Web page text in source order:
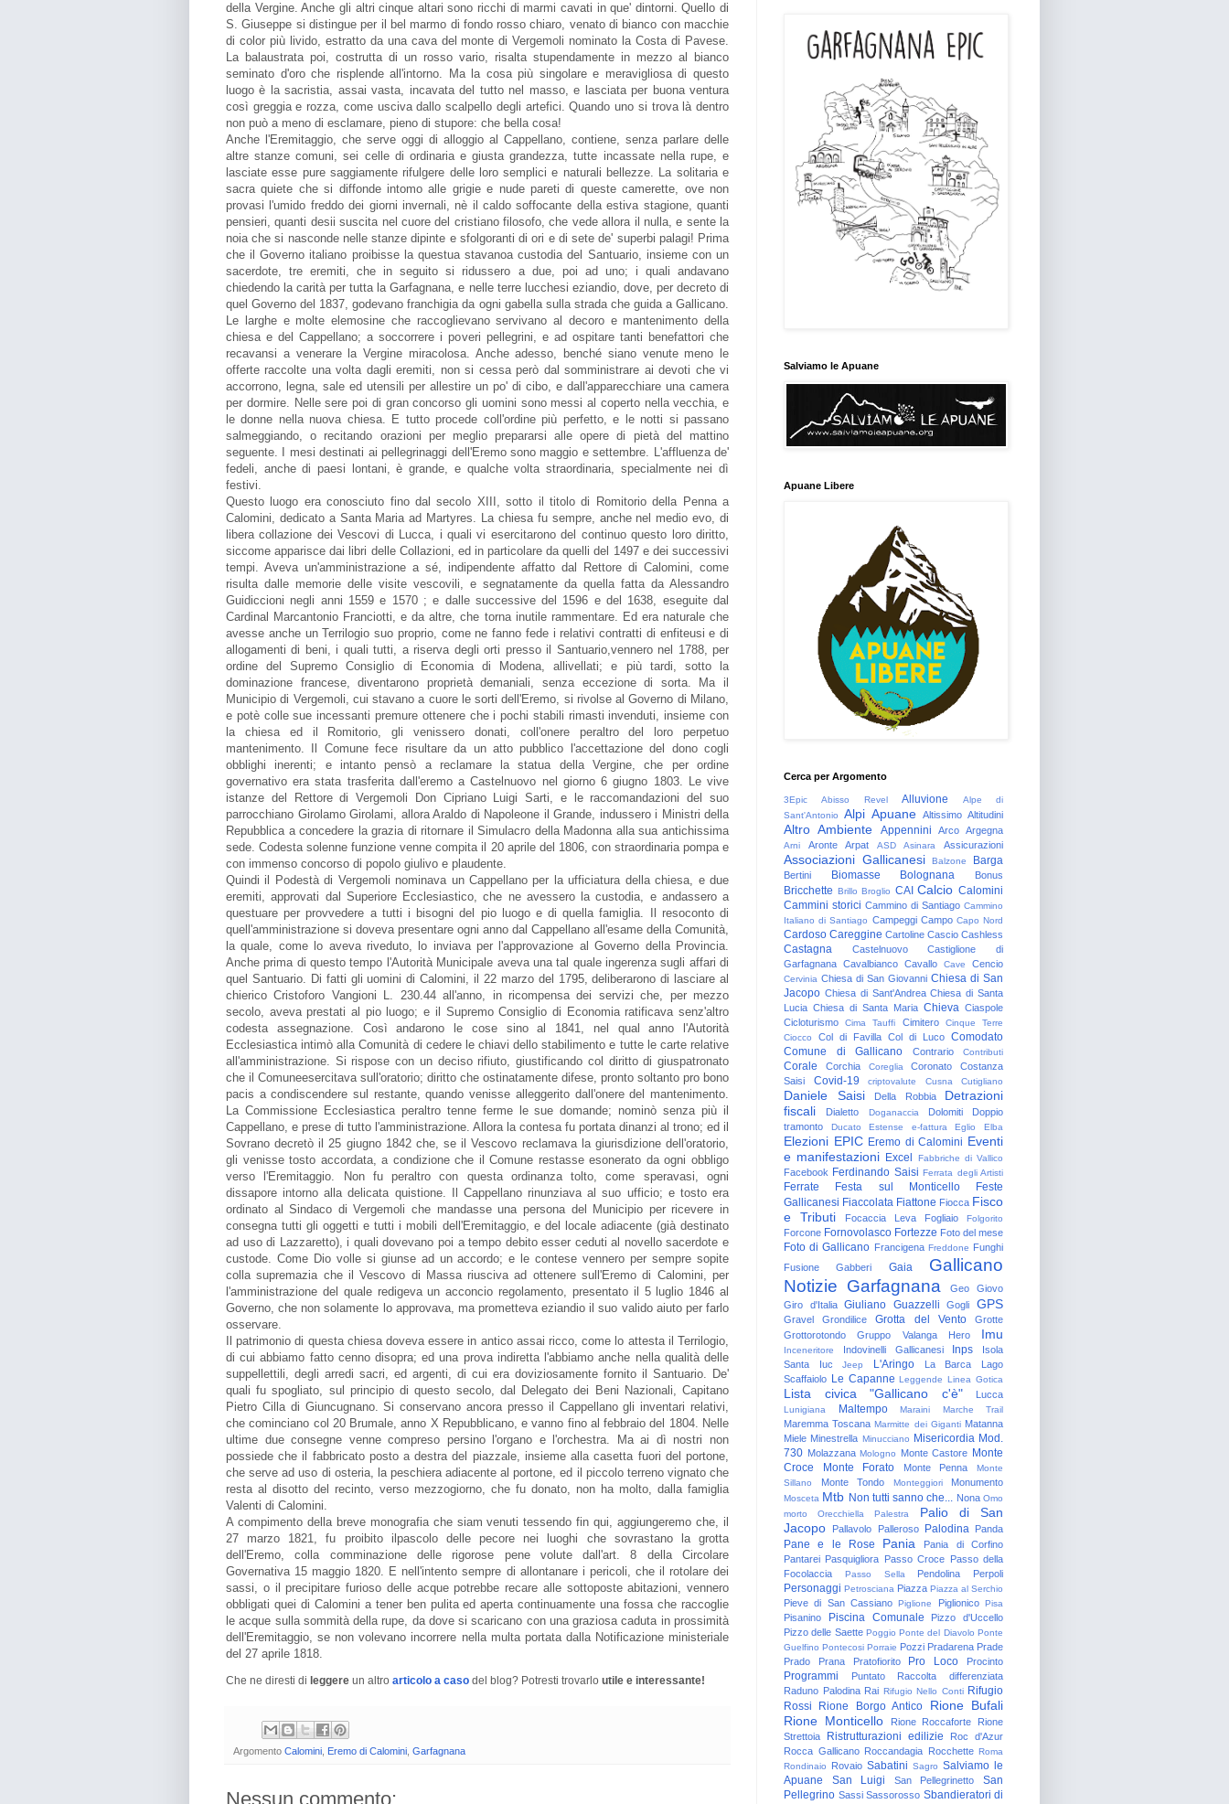
della Vergine. Anche gli altri cinque altari sono ricchi di marmi cavati in que' dintorni. Quello di
S. Giuseppe si distingue per il bel marmo di fondo rosso chiaro, venato di bianco con macchie
di color più livido, estratto da una cava del monte di Vergemoli nominato la Costa di Pavese.
La balaustrata poi, costrutta di un rosso vario, risalta stupendamente in mezzo al bianco
seminato d'oro che risplende all'intorno. Ma la cosa più singolare e meravigliosa di questo
luogo è la sacristia, assai vasta, incavata del tutto nel masso, e lasciata per buona ventura
così greggia e rozza, come usciva dallo scalpello degli artefici. Quando uno si trova là dentro
non può a meno di esclamare, pieno di stupore: che bella cosa!
Anche l'Eremitaggio, che serve oggi di alloggio al Cappellano, contiene, senza parlare delle
altre stanze comuni, sei celle di ordinaria e giusta grandezza, tutte incassate nella rupe, e
lasciate esse pure saggiamente rifulgere delle loro semplici e naturali bellezze. La solitaria e
sacra quiete che si diffonde intomo alle grigie e nude pareti di queste camerette, ove non
provasi l'umido freddo dei giorni invernali, nè il caldo soffocante della estiva stagione, quanti
pensieri, quanti desii suscita nel cuore del cristiano filosofo, che vede allora il nulla, e sente la
noia che si nasconde nelle stanze dipinte e sfolgoranti di ori e di sete de' superbi palagi! Prima
che il Governo italiano proibisse la questua stavanoa custodia del Santuario, insieme con un
sacerdote, tre eremiti, che in seguito si ridussero a due, poi ad uno; i quali andavano
chiedendo la carità per tutta la Garfagnana, e nelle terre lucchesi eziandio, dove, per decreto di
quel Governo del 1837, godevano franchigia da ogni gabella sulla strada che guida a Gallicano.
Le larghe e molte elemosine che raccoglievano servivano al decoro e mantenimento della
chiesa e del Cappellano; a soccorrere i poveri pellegrini, e ad ospitare tanti benefattori che
recavansi a venerare la Vergine miracolosa. Anche adesso, benché siano venute meno le
offerte raccolte una volta dagli eremiti, non si cessa però dal somministrare ai devoti che vi
accorrono, legna, sale ed utensili per allestire un po' di cibo, e dall'apparecchiare una camera
per dormire. Nelle sere poi di gran concorso gli uomini sono messi al coperto nella vecchia, e
le donne nella nuova chiesa. E tutto procede coll'ordine più perfetto, e le notti si passano
salmeggiando, o recitando orazioni per meglio prepararsi alle opere di pietà del mattino
seguente. I mesi destinati ai pellegrinaggi dell'Eremo sono maggio e settembre. L'affluenza de'
fedeli, anche di paesi lontani, è grande, e qualche volta straordinaria, specialmente nei dì
festivi.
Questo luogo era conosciuto fino dal secolo XIII, sotto il titolo di Romitorio della Penna a
Calomini, dedicato a Santa Maria ad Martyres. La chiesa fu sempre, anche nel medio evo, di
libera collazione dei Vescovi di Lucca, i quali vi esercitarono del continuo questo loro diritto,
siccome apparisce dai libri delle Collazioni, ed in particolare da quelli del 1497 e dei successivi
tempi. Aveva un'amministrazione a sé, indipendente affatto dal Rettore di Calomini, come
risulta dalle memorie delle visite vescovili, e segnatamente da quella fatta da Alessandro
Guidiccioni negli anni 1559 e 1570 ; e dalle successive del 1596 e del 1638, eseguite dal
Cardinal Marcantonio Franciotti, e da altre, che torna inutile rammentare. Ed era naturale che
avesse anche un Terrilogio suo proprio, come ne fanno fede i relativi contratti di enfiteusi e di
allogamenti di beni, i quali tutti, a riserva degli orti presso il Santuario,vennero nel 1788, per
ordine del Supremo Consiglio di Economia di Modena, allivellati; e più tardi, sotto la
dominazione francese, diventarono proprietà demaniali, senza eccezione di sorta. Ma il
Municipio di Vergemoli, cui stavano a cuore le sorti dell'Eremo, si rivolse al Governo di Milano,
e potè colle sue incessanti premure ottenere che i pochi stabili rimasti invenduti, insieme con
la chiesa ed il Romitorio, gli venissero donati, coll'onere peraltro del loro perpetuo
mantenimento. Il Comune fece risultare da un atto pubblico l'accettazione del dono cogli
obblighi inerenti; e intanto pensò a reclamare la statua della Vergine, che per ordine
governativo era stata trasferita dall'eremo a Castelnuovo nel giorno 6 giugno 1803. Le vive
istanze del Rettore di Vergemoli Don Cipriano Luigi Sarti, e le raccomandazioni del suo
parrocchiano Girolamo Girolami, allora Araldo di Napoleone il Grande, indussero i Ministri della
Repubblica a concedere la grazia di ritornare il Simulacro della Madonna alla sua antichissima
sede. Codesta solenne funzione venne compita il 20 aprile del 1806, con straordinaria pompa e
con immenso concorso di popolo giulivo e plaudente.
Quindi il Podestà di Vergemoli nominava un Cappellano per la ufficiatura della chiesa, e due
eremiti, approvati dal Superiore Ecclesiastico, che ne avessero la custodia, e andassero a
questuare per provvedere a tutti i bisogni del pio luogo e di quella famiglia. Il resoconto di
quell'amministrazione si doveva presentare ogni anno dal Cappellano all'esame della Comunità,
la quale, come lo aveva riveduto, lo inviava per l'approvazione al Governo della Provincia.
Anche prima di questo tempo l'Autorità Municipale aveva una tal quale ingerenza sugli affari di
quel Santuario. Di fatti gli uomini di Calomini, il 22 marzo del 1795, deliberarono di lasciare al
chierico Cristoforo Vangioni L. 230.44 all'anno, in ricompensa dei servizi che, per mezzo
secolo, aveva prestati al pio luogo; e il Supremo Consiglio di Economia ratificava senz'altro
codesta assegnazione. Così andarono le cose sino al 1841, nel qual anno l'Autorità
Ecclesiastica intimò alla Comunità di cedere le chiavi dello stabilimento e tutte le carte relative
all'amministrazione. Si rispose con un deciso rifiuto, giustificando col diritto di giuspatronato
che il Comuneesercitava sull'oratorio; diritto che ostinatamente difese, pronto soltanto pro bono
pacis a condiscendere sul restante, quando venisse alleggerito dall'onere del mantenimento.
La Commissione Ecclesiastica peraltro tenne ferme le sue domande; nominò senza più il
Cappellano, e prese di tutto l'amministrazione. Allora la contesa fu portata dinanzi al trono; ed il
Sovrano decretò il 25 giugno 1842 che, se il Vescovo reclamava la giurisdizione dell'oratorio,
gli venisse tosto accordata, a condizione che il Comune restasse esonerato da ogni obbligo
verso l'Eremitaggio. Non fu peraltro con questa ordinanza tolto, come speravasi, ogni
dissapore intorno alla delicata quistione. Il Cappellano rinunziava al suo ufficio; e tosto era
ordinato al Sindaco di Vergemoli che mandasse una persona del Municipio per ricevere in
consegna tutti gli oggetti e tutti i mobili dell'Eremitaggio, e del locale adiacente (già destinato
ad uso di Lazzaretto), i quali dovevano poi a tempo debito esser ceduti al novello sacerdote e
custode. Come Dio volle si giunse ad un accordo; e le contese vennero per sempre sopite
colla supremazia che il Vescovo di Massa riusciva ad ottenere sull'Eremo di Calomini, per
l'amministrazione del quale redigeva un acconcio regolamento, presentato il 5 luglio 1846 al
Governo, che non solamente lo approvava, ma prometteva eziandio il suo valido aiuto per farlo
osservare.
Il patrimonio di questa chiesa doveva essere in antico assai ricco, come lo attesta il Terrilogio,
di cui abbiamo fatto cenno disopra; ed una prova indiretta l'abbiamo anche nella qualità delle
suppellettili, degli arredi sacri, ed argenti, di cui era doviziosamente fornito il Santuario. De'
quali fu spogliato, sul principio di questo secolo, dal Delegato dei Beni Nazionali, Capitano
Pietro Cilla di Giuncugnano. Si conservano ancora presso il Cappellano gli inventari relativi,
che cominciano col 20 Brumale, anno X Repubblicano, e vanno fino al febbraio del 1804. Nelle
ultime due consegne venne compreso persino l'organo e l'orchestra. Ma ai dì nostri non
possiede che il fabbricato posto a destra del piazzale, insieme alla casetta fuori del portone,
che serve ad uso di osteria, la peschiera adiacente al portone, ed il piccolo terreno vignato che
resta al disotto del recinto, verso mezzogiorno, che fu donato, non ha molto, dalla famiglia
Valenti di Calomini.
A compimento della breve monografia che siam venuti tessendo fin qui, aggiungeremo che, il
27 marzo 1821, fu proibito ilpascolo delle pecore nei luoghi che sovrastano la grotta
dell'Eremo, colla comminazione delle rigorose pene volute dall'art. 8 della Circolare
Governativa 15 maggio 1820. E nell'intento sempre di allontanare i pericoli, che il rotolare dei
sassi, o il precipitare furioso delle acque potrebbe recare alle sottoposte abitazioni, vennero
obbligati quei di Calomini a tener ben pulita ed aperta continuamente una fossa che raccoglie
le acque sulla sommità della rupe, da dove si scaricano con una graziosa caduta in prossimità
dell'Eremitaggio, se non volevano incorrere nella multa portata dalla Notificazione ministeriale
del 27 aprile 1818.
Che ne diresti di leggere un altro articolo a caso del blog? Potresti trovarlo utile e interessante!
Argomento Calomini Eremo di Calomini Garfagnana
Nessun commento:
Salviamo le Apuane
Apuane Libere
Cerca per Argomento
3Epic Abisso Revel Alluvione
Alpe di
Sant'Antonio
Alpi Apuane Altissimo Altitudini
Altro Ambiente Appennini Arco Argegna
Arni Aronte Arpat ASD Asinara Assicurazioni
Associazioni Gallicanesi Balzone Barga
Bertini Biomasse Bolognana Bonus
Bricchette Brillo Broglio CAI Calcio Calomini
Cammini storici Cammino di Santiago Cammino
Italiano di Santiago Campeggi Campo Capo Nord
Cardoso Careggine Cartoline Cascio Cashless
Castagna Castelnuovo
Castiglione di
Garfagnana Cavalbianco Cavallo Cave Cencio
Cervinia Chiesa di San Giovanni Chiesa di San
Jacopo Chiesa di Sant'Andrea Chiesa di Santa
Lucia Chiesa di Santa Maria Chieva Ciaspole
Cicloturismo
Cima Tauffi Cimitero
Cinque Terre
Ciocco
Col di Favilla Col di Luco Comodato
Comune di Gallicano
Contrario Contributi
Corale Corchia Coreglia Coronato
Costanza
Saisi
Covid-19 criptovalute Cusna Cutigliano
Daniele Saisi Della Robbia
Detrazioni
fiscali
Dialetto Doganaccia Dolomiti
Doppio
tramonto
Ducato Estense e-fattura Eglio Elba
Elezioni EPIC Eremo di Calomini Eventi
e manifestazioni Excel Fabbriche di Vallico
Facebook Ferdinando Saisi Ferrata degli Artisti
Ferrate Festa sul Monticello
Feste
Gallicanesi Fiaccolata Fiattone Fiocca Fisco
e Tributi
Focaccia Leva Fogliaio Folgorito
Forcone Fornovolasco Fortezze Foto del mese
Foto di Gallicano Francigena Freddone Funghi
Fusione
Gabberi Gaia
Gallicano
Notizie Garfagnana Geo
Giovo
Giro d'Italia
Giuliano Guazzelli Gogli GPS
Gravel Grondilice Grotta del Vento
Grotte
Grottorotondo
Gruppo Valanga Hero Imu
Inceneritore Indovinelli Gallicanesi Inps
Isola
Santa
Iuc Jeep L'Aringo La Barca
Lago
Scaffaiolo Le Capanne Leggende Linea Gotica
Lista civica "Gallicano c'è" Lucca
Lunigiana Maltempo Maraini Marche Trail
Maremma Toscana Marmitte dei Giganti Matanna
Miele Minestrella Minucciano Misericordia Mod.
730 Molazzana Mologno Monte Castore Monte
Croce
Monte Forato Monte Penna
Monte
Sillano
Monte Tondo Monteggiori Monumento
Mosceta Mtb Non tutti sanno che... Nona Omo
morto
Orecchiella Palestra
Palio di San
Jacopo
Pallavolo Palleroso Palodina Panda
Pane e le Rose Pania
Pania di Corfino
Pantarei Pasquigliora Passo Croce Passo della
Focolaccia
Passo Sella Pendolina Perpoli
Personaggi Petrosciana Piazza Piazza al Serchio
Pieve di San Cassiano Piglione Piglionico Pisa
Pisanino Piscina Comunale
Pizzo d'Uccello
Pizzo delle Saette Poggio Ponte del Diavolo Ponte
Guelfino Pontecosi Porraie Pozzi Pradarena Prade
Prado
Prana Pratofiorito Pro Loco Procinto
Programmi Puntato
Raccolta differenziata
Raduno Palodina Rai Rifugio Nello Conti Rifugio
Rossi
Rione Borgo Antico
Rione Bufali
Rione Monticello
Rione Roccaforte
Rione
Strettoia
Ristrutturazioni edilizie
Roc d'Azur
Rocca Gallicano Roccandagia Rocchette Roma
Rondinaio
Rovaio Sabatini Sagro Salviamo le
Apuane
San Luigi San Pellegrinetto
San
Pellegrino Sassi Sassorosso Sbandieratori di